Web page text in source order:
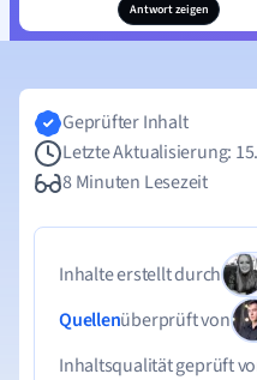
Antwort zeigen
Geprüfter Inhalt
Letzte Aktualisierung:
8 Minuten Lesezeit
Inhalte erstellt durch
Quellenüberprüft von
Inhaltsqualität geprüft